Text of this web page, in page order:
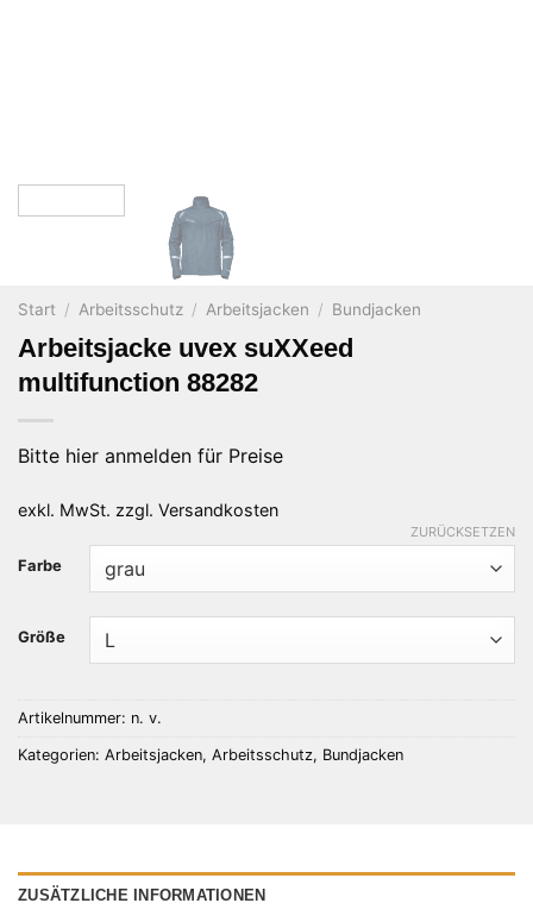
Start / Arbeitsschutz / Arbeitsjacken / Bundjacken
Arbeitsjacke uvex suXXeed
multifunction 88282
Bitte hier anmelden für Preise
exkl. MwSt. zzgl. Versandkosten
Farbe
Größe
ZURÜCKSETZEN
Artikelnummer: n. v.
Kategorien: Arbeitsjacken, Arbeitsschutz, Bundjacken
ZUSÄTZLICHE INFORMATIONEN